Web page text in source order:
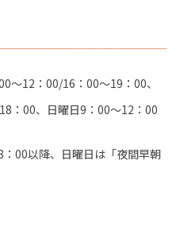
～12：00/16：00～19：00、
：00、日曜日9：00～12：00
00以降、日曜日は「夜間早朝